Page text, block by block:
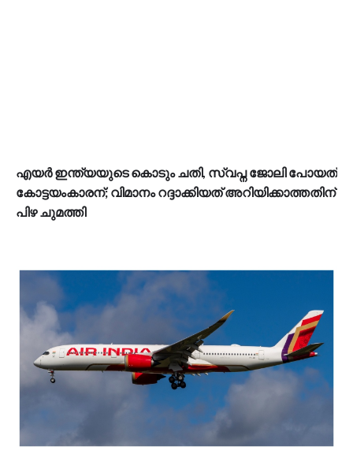
എയർ ഇന്ത്യയുടെ കൊടും ചതി, സ്വപ്ന ജോലി പോയത്
കോട്ടയംകാരന്; വിമാനം റദ്ദാക്കിയത് അറിയിക്കാത്തതിന്
പിഴ ചുമത്തി